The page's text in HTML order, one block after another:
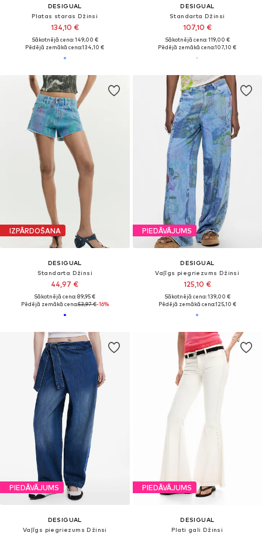
DESIGUAL
Platas staras Džinsi
134,10 €
Sākotnējā cena: 149,00 €
Pēdējā zemākā cena:134,10 €
DESIGUAL
Standarta Džinsi
107,10 €
Sākotnējā cena: 119,00 €
Pēdējā zemākā cena:107,10 €
IZPĀRDOŠANA
DESIGUAL
Standarta Džinsi
44,97 €
Sākotnējā cena: 89,95 €
Pēdējā zemākā cena:53,97 €-16%
PIEDĀVĀJUMS
DESIGUAL
Vaļīgs piegriezums Džinsi
125,10 €
Sākotnējā cena: 139,00 €
Pēdējā zemākā cena:125,10 €
PIEDĀVĀJUMS
DESIGUAL
Vaļīgs piegriezums Džinsi
PIEDĀVĀJUMS
DESIGUAL
Plati gali Džinsi